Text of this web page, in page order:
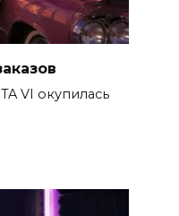
VI окупилась